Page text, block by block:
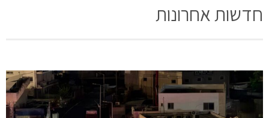
חדשות אחרונות